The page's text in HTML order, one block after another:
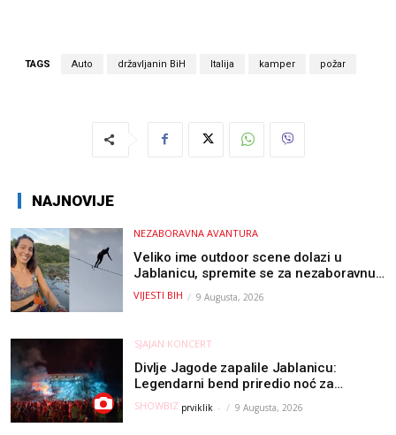
TAGS Auto državljanin BiH Italija kamper požar
NAJNOVIJE
NEZABORAVNA AVANTURA
Veliko ime outdoor scene dolazi u
Jablanicu, spremite se za nezaboravnu
avanturu (VIDEO) !
VIJESTI BIH 9 Augusta, 2026
SJAJAN KONCERT
Divlje Jagode zapalile Jablanicu:
Legendarni bend priredio noć za
pamćenje
SHOWBIZ prviklik - 9 Augusta, 2026